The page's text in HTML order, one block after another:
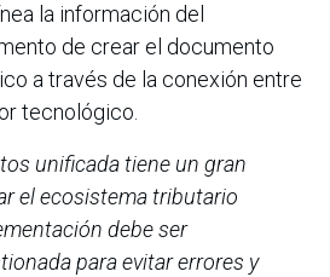
la información del
de crear el documento
a través de la conexión entre
tecnológico.
unificada tiene un gran
el ecosistema tributario
debe ser
para evitar errores y